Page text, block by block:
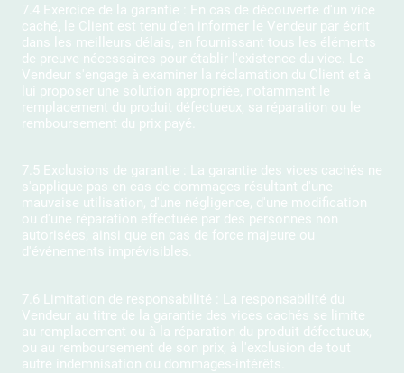
7.4 Exercice de la garantie : En cas de découverte d'un vice
caché, le Client est tenu d'en informer le Vendeur par écrit
dans les meilleurs délais, en fournissant tous les éléments
de preuve nécessaires pour établir l'existence du vice. Le
Vendeur s'engage à examiner la réclamation du Client et à
lui proposer une solution appropriée, notamment le
remplacement du produit défectueux, sa réparation ou le
remboursement du prix payé.
7.5 Exclusions de garantie : La garantie des vices cachés ne
s'applique pas en cas de dommages résultant d'une
mauvaise utilisation, d'une négligence, d'une modification
ou d'une réparation effectuée par des personnes non
autorisées, ainsi que en cas de force majeure ou
d'événements imprévisibles.
7.6 Limitation de responsabilité : La responsabilité du
Vendeur au titre de la garantie des vices cachés se limite
au remplacement ou à la réparation du produit défectueux,
ou au remboursement de son prix, à l'exclusion de tout
autre indemnisation ou dommages-intérêts.